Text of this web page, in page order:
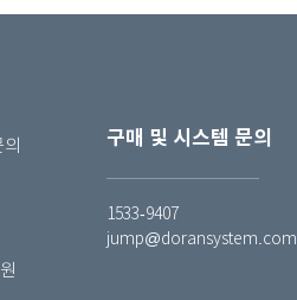
구매 및 시스템 문의
1533-9407
jump@doransystem.com